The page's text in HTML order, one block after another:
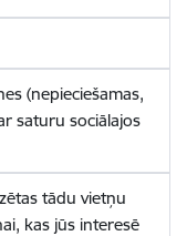
(nepieciešamas,
saturu sociālajos
tādu vietņu
kas jūs interesē